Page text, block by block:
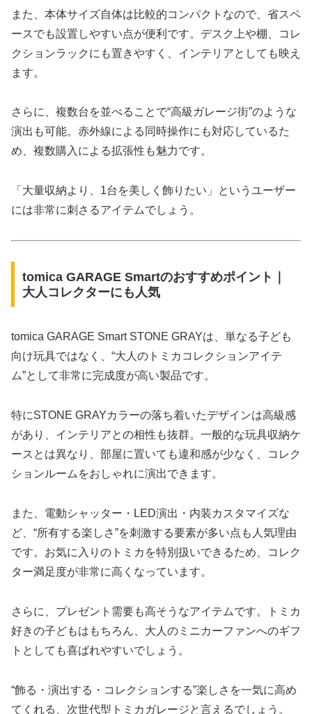
また、本体サイズ自体は比較的コンパクトなので、省スペ
ースでも設置しやすい点が便利です。デスク上や棚、コレ
クションラックにも置きやすく、インテリアとしても映え
ます。
さらに、複数台を並べることで“高級ガレージ街”のような
演出も可能。赤外線による同時操作にも対応しているた
め、複数購入による拡張性も魅力です。
「大量収納より、1台を美しく飾りたい」というユーザー
には非常に刺さるアイテムでしょう。
tomica GARAGE Smartのおすすめポイント｜
大人コレクターにも人気
tomica GARAGE Smart STONE GRAYは、単なる子ども
向け玩具ではなく、“大人のトミカコレクションアイテ
ム”として非常に完成度が高い製品です。
特にSTONE GRAYカラーの落ち着いたデザインは高級感
があり、インテリアとの相性も抜群。一般的な玩具収納ケ
ースとは異なり、部屋に置いても違和感が少なく、コレク
ションルームをおしゃれに演出できます。
また、電動シャッター・LED演出・内装カスタマイズな
ど、“所有する楽しさ”を刺激する要素が多い点も人気理由
です。お気に入りのトミカを特別扱いできるため、コレク
ター満足度が非常に高くなっています。
さらに、プレゼント需要も高そうなアイテムです。トミカ
好きの子どもはもちろん、大人のミニカーファンへのギフ
トとしても喜ばれやすいでしょう。
“飾る・演出する・コレクションする”楽しさを一気に高め
てくれる、次世代型トミカガレージと言えるでしょう。